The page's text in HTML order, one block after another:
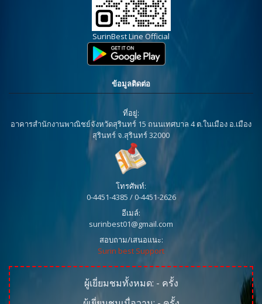
SurinBest Line Official
ข้อมูลติดต่อ
ที่อยู่:
อาคารสำนักงานพาณิชย์จังหวัดสุรินทร์ 15 ถนนเทศบาล 4 ต.ในเมือง อ.เมือง
สุรินทร์ จ.สุรินทร์ 32000
โทรศัพท์:
0-4451-4385 / 0-4451-2626
อีเมล์:
surinbest01@gmail.com
สอบถาม/เสนอแนะ:
Surin best Support
ผู้เยี่ยมชมทั้งหมด: - ครั้ง